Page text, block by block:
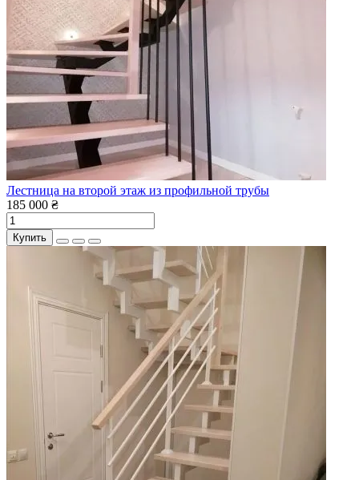
Лестница на второй этаж из профильной трубы
185 000 ₴
Купить